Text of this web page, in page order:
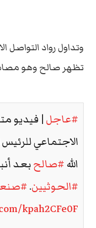
وتداول رواد التواصل
تظهر صالح وهو
#عاجل| فيديو
الاجتماعي
الله#صالحبعد
#الحوثيين.
kpah2CFe0F